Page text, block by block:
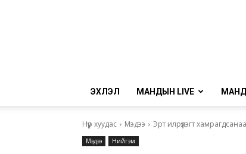
ЭХЛЭЛ МАНДЫН LIVE
Нүүр хуудас Мэдээ Эрт илрүүлэгт
Мэдээ Нийгэм